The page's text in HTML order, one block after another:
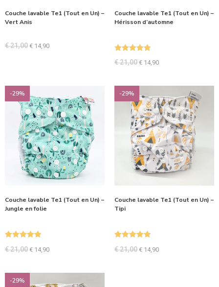
Couche lavable Te1 (Tout en Un) –
Vert Anis
€21,00 € 14,90
Couche lavable Te1 (Tout en Un) –
Hérisson d’automne
Note
5.00
€21,00 € 14,90
-29%
Couche lavable Te1 (Tout en Un) –
Jungle en folie
€21,00 € 14,90
-29%
Couche lavable Te1 (Tout en Un) –
Tipi
€21,00 € 14,90
-29%